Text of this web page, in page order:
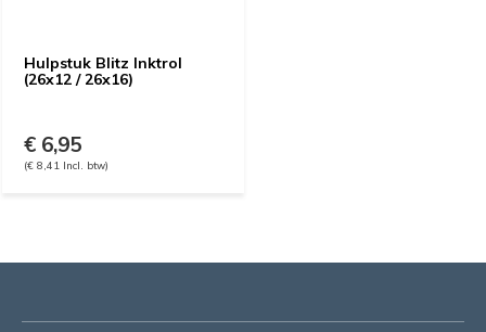
Hulpstuk Blitz Inktrol
(26x12 / 26x16)
€ 6,95
(€ 8,41 Incl. btw)